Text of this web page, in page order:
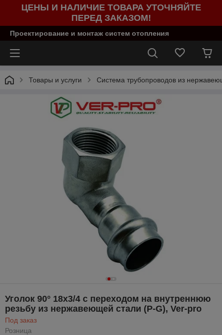
ЦЕНЫ И НАЛИЧИЕ ТОВАРА УТОЧНЯЙТЕ
ПЕРЕД ЗАКАЗОМ!
Проектирование и монтаж систем отопления
Товары и услуги Система трубопроводов из
Уголок 90° 18х3/4 с переходом на внутреннюю
резьбу из нержавеющей стали (P-G), Ver-pro
Под заказ
Розница